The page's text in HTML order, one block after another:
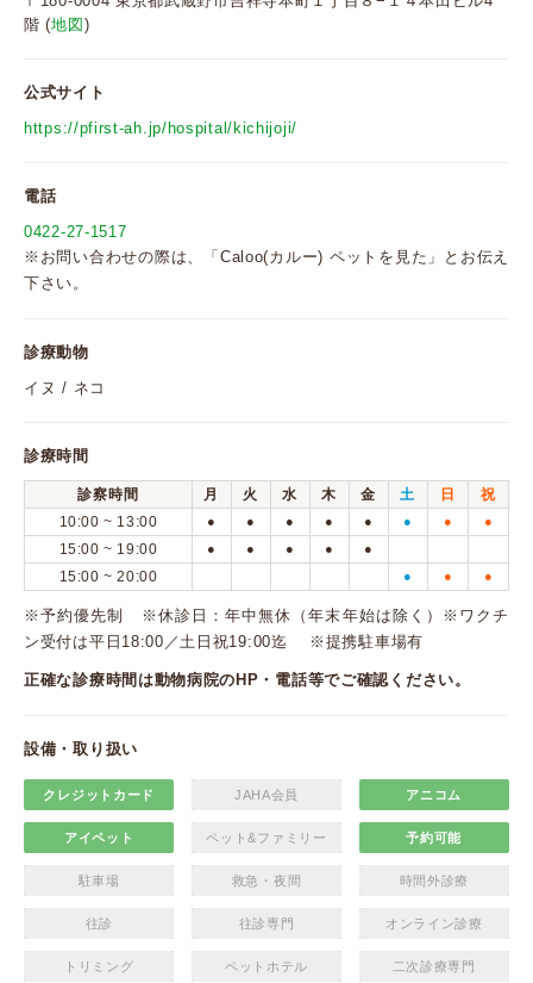
階 (地図 )
公式サイト
https://pfirst-ah.jp/hospital/kichijoji/
電話
0422-27-1517
※お問い合わせの際は、「Caloo(カルー) ペットを見た」とお伝え
下さい。
診療動物
イヌ / ネコ
診療時間
診察時間 月 火 水 木 金 土 日
祝
10:00 ~ 13:00
● ● ● ● ● ● ● ●
15:00 ~ 19:00 ● ● ● ● ●
15:00 ~ 20:00 ● ● ●
※予約優先制 ※休診日：年中無休（年末年始は除く）※ワクチ
ン受付は平日18:00／土日祝19:00迄 ※提携駐車場有
正確な診療時間は動物病院のHP・電話等でご確認ください。
設備・取り扱い
クレジットカード JAHA会員 アニコム
アイペット ペット&ファミリー 予約可能
駐車場 救急・夜間 時間外診療
往診 往診専門 オンライン診療
トリミング ペットホテル 二次診療専門